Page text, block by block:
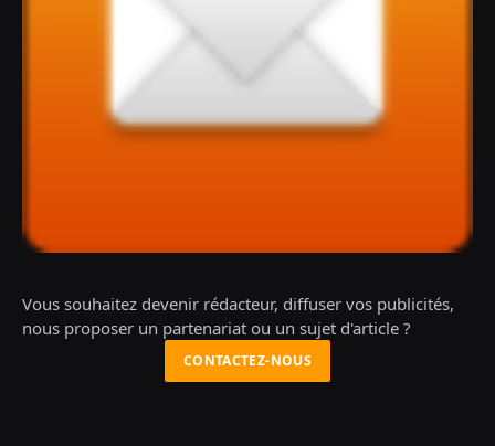
Vous souhaitez devenir rédacteur, diffuser vos publicités,
nous proposer un partenariat ou un sujet d'article ?
CONTACTEZ-NOUS